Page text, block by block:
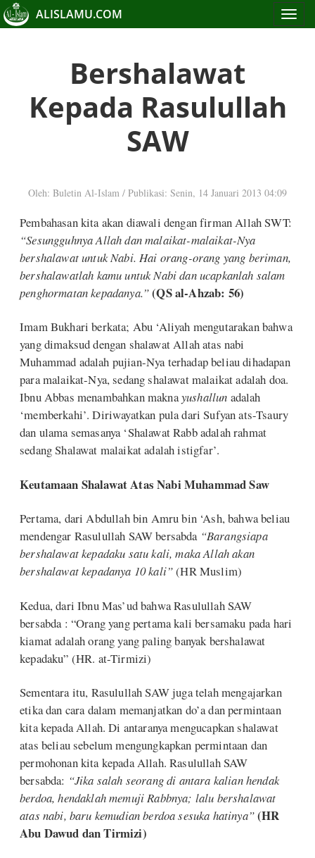
Toggle
ALISLAMU.COM
Bershalawat
Kepada Rasulullah
SAW
Oleh: Buletin Al-Islam / Publikasi: Senin, 14 Januari 2013 04:09
Pembahasan kita akan diawali dengan firman Allah SWT:
“Sesungguhnya Allah dan malaikat-malaikat-Nya
bershalawat untuk Nabi. Hai orang-orang yang beriman,
bershalawatlah kamu untuk Nabi dan ucapkanlah salam
penghormatan kepadanya.”(QS al-Ahzab: 56)
Imam Bukhari berkata; Abu ‘Aliyah mengutarakan bahwa
yang dimaksud dengan shalawat Allah atas nabi
Muhammad adalah pujian-Nya terhadap beliau dihadapan
para malaikat-Nya, sedang shalawat malaikat adalah doa.
Ibnu Abbas menambahkan maknayushallun adalah
‘memberkahi’. Diriwayatkan pula dari Sufyan ats-Tsaury
dan ulama semasanya ‘Shalawat Rabb adalah rahmat
sedang Shalawat malaikat adalah istigfar’.
Keutamaan Shalawat Atas Nabi Muhammad Saw
Pertama, dari Abdullah bin Amru bin ‘Ash, bahwa beliau
mendengar Rasulullah SAW bersabda “Barangsiapa
bershalawat kepadaku satu kali, maka Allah akan
bershalawat kepadanya 10 kali”(HR Muslim)
Kedua, dari Ibnu Mas’ud bahwa Rasulullah SAW
bersabda : “Orang yang pertama kali bersamaku pada hari
kiamat adalah orang yang paling banyak bershalawat
kepadaku” (HR. at-Tirmizi)
Sementara itu, Rasulullah SAW juga telah mengajarkan
etika dan cara dalam memanjatkan do’a dan permintaan
kita kepada Allah. Di antaranya mengucapkan shalawat
atas beliau sebelum mengungkapkan permintaan dan
permohonan kita kepada Allah. Rasulullah SAW
bersabda: “Jika salah seorang di antara kalian hendak
berdoa, hendaklah memuji Rabbnya; lalu bershalawat
atas nabi, baru kemudian berdoa sesuka hatinya”(HR
Abu Dawud dan Tirmizi)